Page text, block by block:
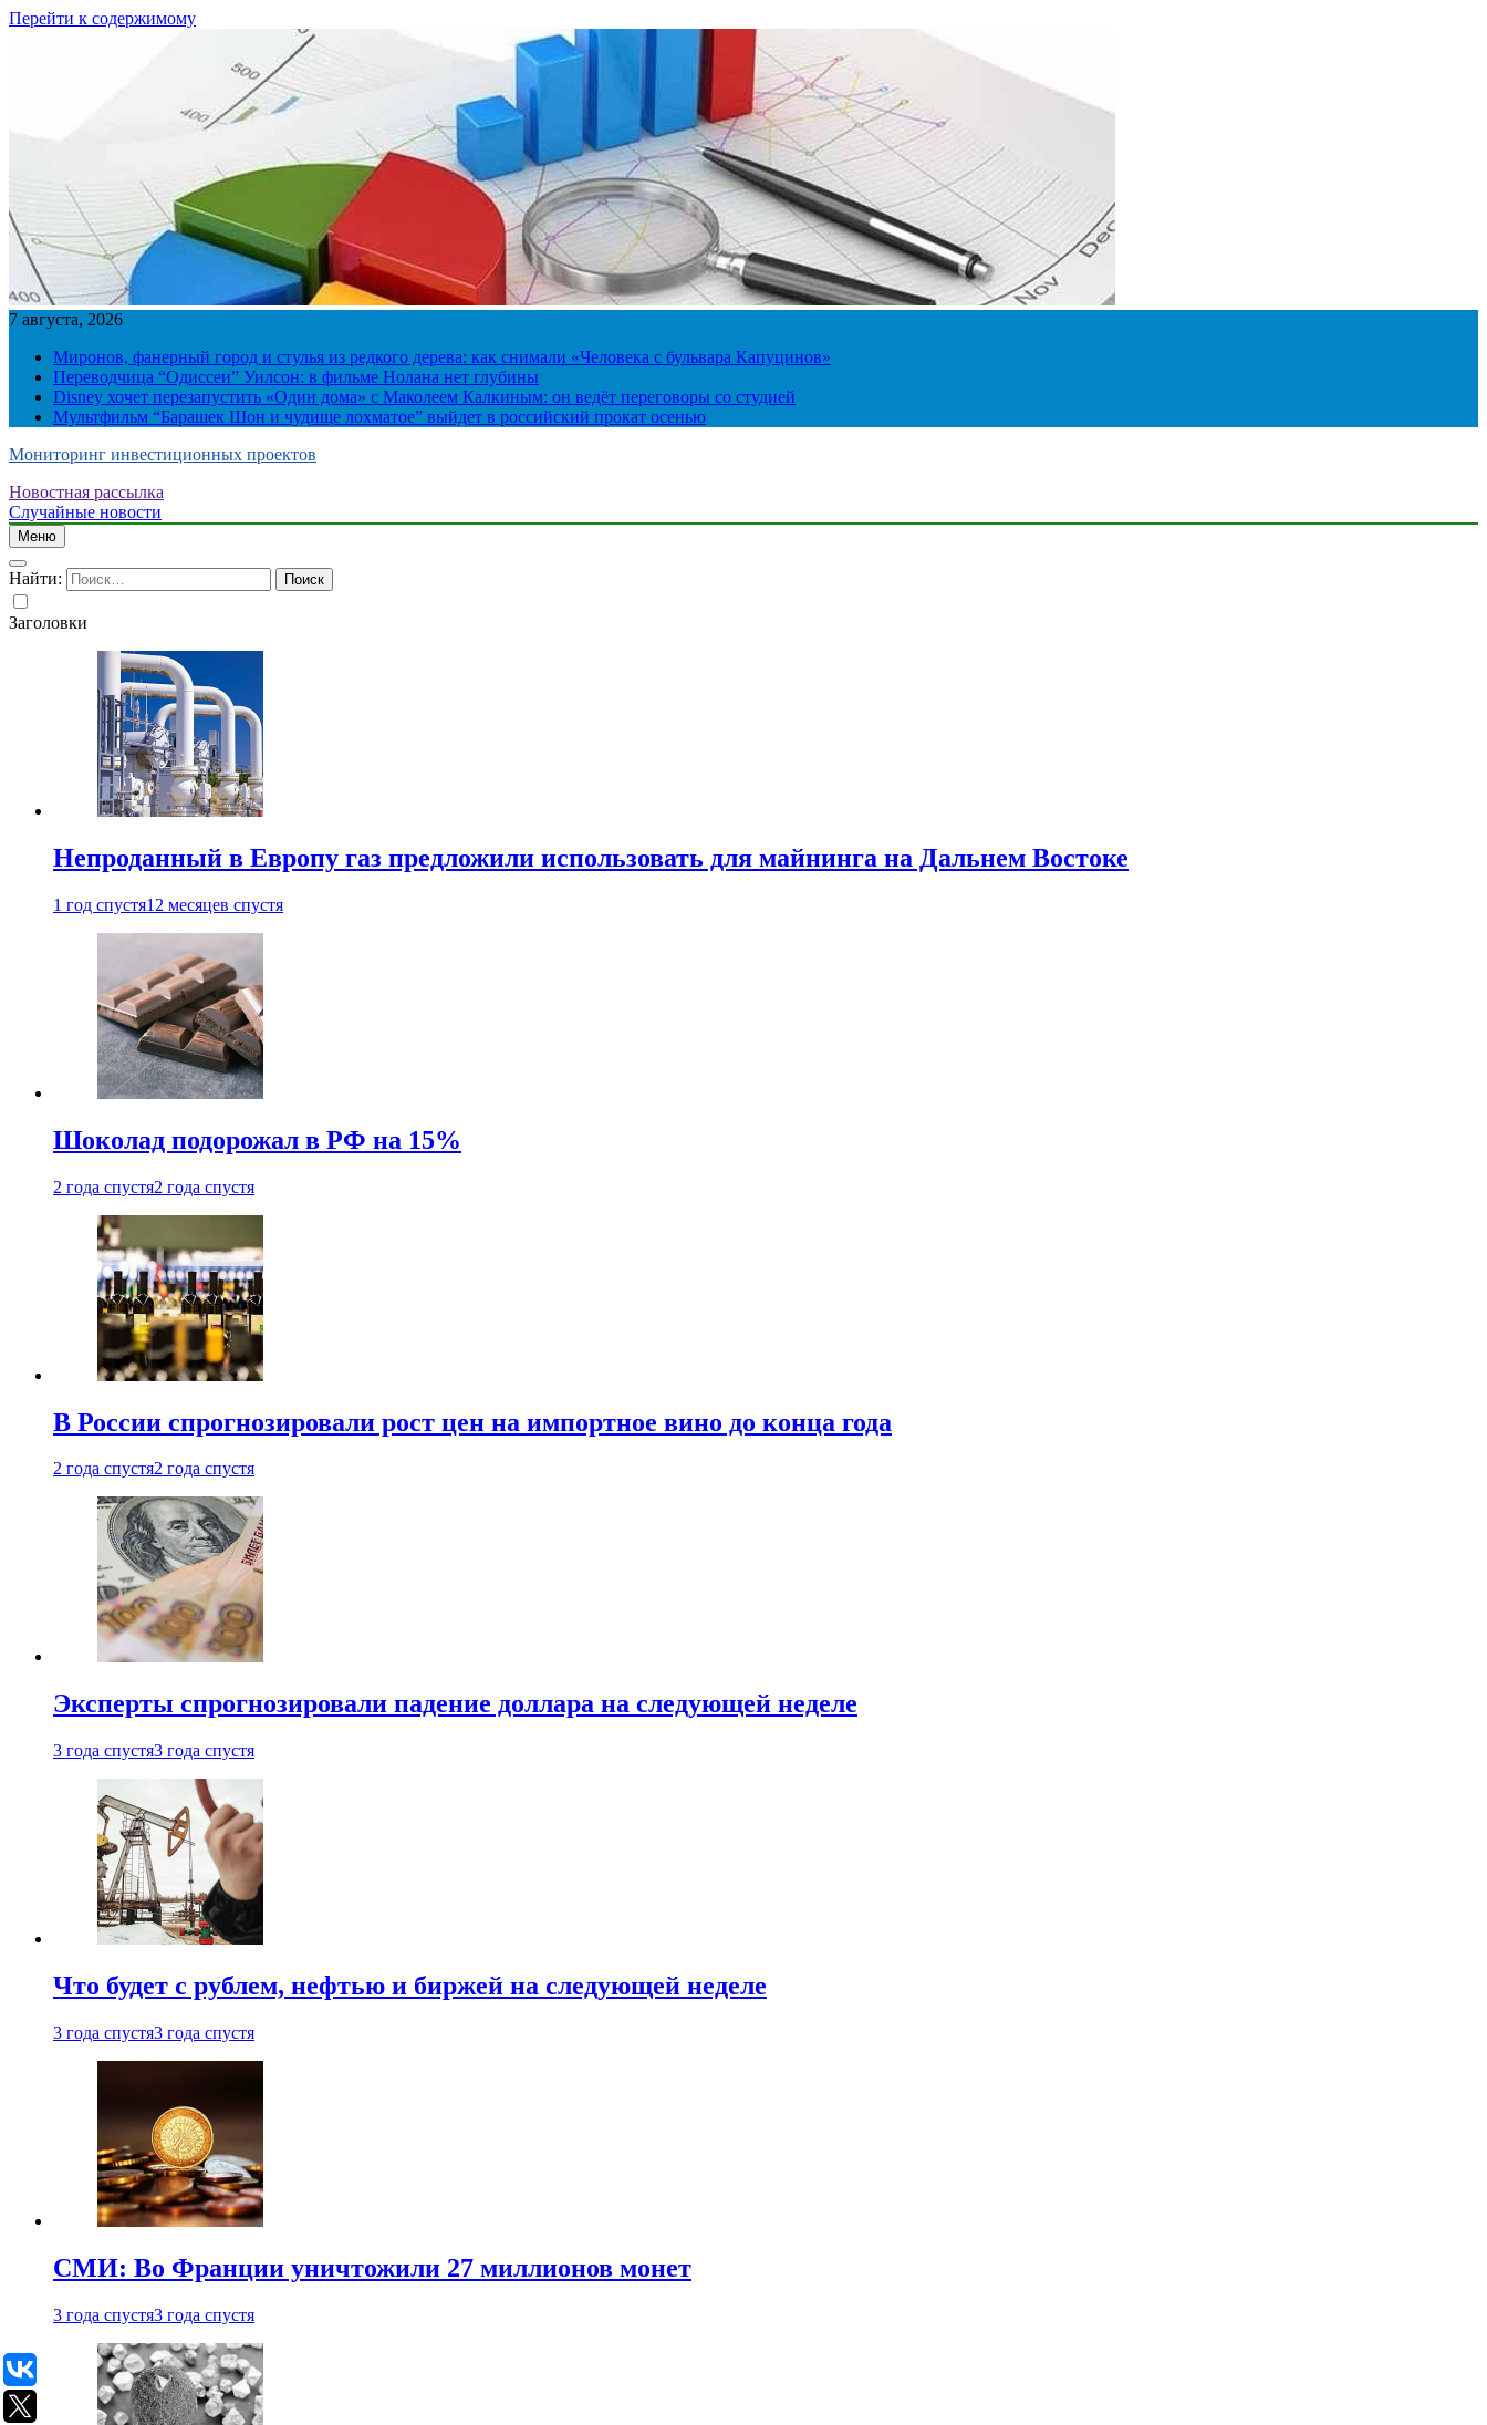
Перейти к содержимому
7 августа, 2026
Миронов, фанерный город и стулья из редкого дерева: как снимали «Человека с бульвара Капуцинов»
Переводчица “Одиссеи” Уилсон: в фильме Нолана нет глубины
Disney хочет перезапустить «Один дома» с Маколеем Калкиным: он ведёт переговоры со студией
Мультфильм “Барашек Шон и чудище лохматое” выйдет в российский прокат осенью
Мониторинг инвестиционных проектов
Новостная рассылка
Случайные новости
Меню
Найти:
Заголовки
Непроданный в Европу газ предложили использовать для майнинга на Дальнем Востоке
1 год спустя12 месяцев спустя
Шоколад подорожал в РФ на 15%
2 года спустя2 года спустя
В России спрогнозировали рост цен на импортное вино до конца года
2 года спустя2 года спустя
Эксперты спрогнозировали падение доллара на следующей неделе
3 года спустя3 года спустя
Что будет с рублем, нефтью и биржей на следующей неделе
3 года спустя3 года спустя
СМИ: Во Франции уничтожили 27 миллионов монет
3 года спустя3 года спустя